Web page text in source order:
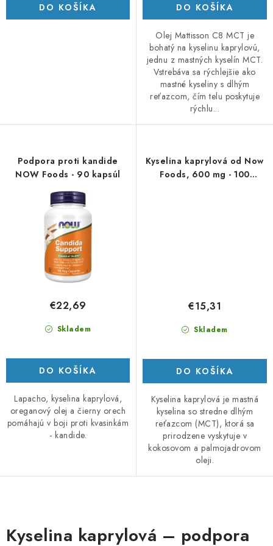
DO KOŠÍKA DO KOŠÍKA
Olej Mattisson C8 MCT je
bohatý na kyselinu kaprylovú,
jednu z mastných kyselín MCT.
Vstrebáva sa rýchlejšie ako
mastné kyseliny s dlhým
reťazcom, čím telu poskytuje
rýchlu...
Podpora proti kandide
NOW Foods - 90 kapsúl
Skladem
€22,69
DO KOŠÍKA
Lapacho, kyselina kaprylová,
oreganový olej a čierny orech
pomáhajú v boji proti kvasinkám
- kandide.
Kyselina kaprylová od Now
Foods, 600 mg - 100
Skladem
€15,31
DO KOŠÍKA
Kyselina kaprylová je mastná
kyselina so stredne dlhým
reťazcom (MCT), ktorá sa
prirodzene vyskytuje v
kokosovom a palmojadrovom
oleji.
v
Kyselina kaprylová – podpora